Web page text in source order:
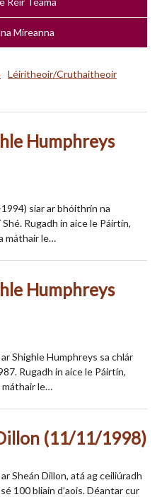
Míreanna
Léiritheoir/Cruthaitheoir
Humphreys
siar ar bhóithrín na
Rugadh in aice le Páirtín,
máthair le…
Humphreys
Shighle Humphreys sa chlár
Rugadh in aice le Páirtín,
máthair le…
(11/11/1998)
Sheán Dillon, atá ag ceiliúradh
100 bliain d’aois. Déantar cur